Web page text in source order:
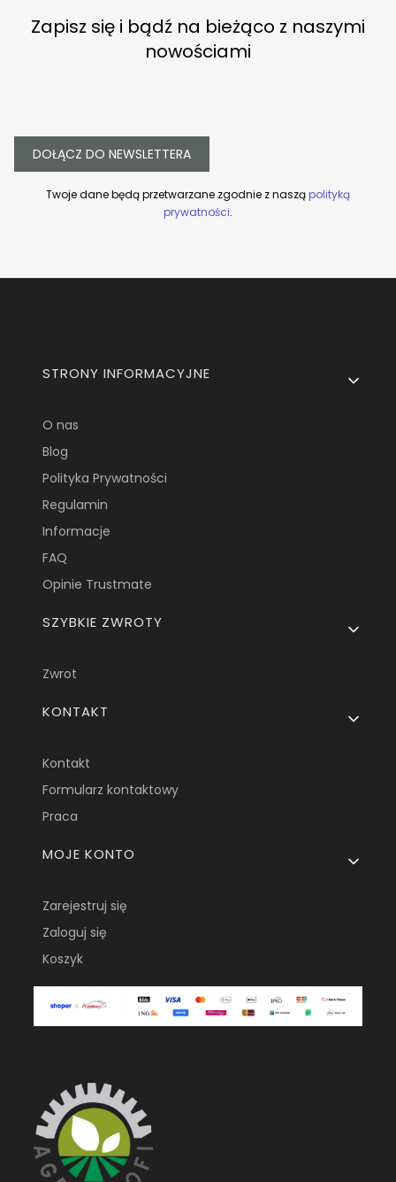
Zapisz się i bądź na bieżąco z naszymi
nowościami
DOŁĄCZ DO NEWSLETTERA
Twoje dane będą przetwarzane zgodnie z nasząpolityką
prywatności.
Linki w stopce
STRONY INFORMACYJNE
O nas
Blog
Polityka Prywatności
Regulamin
Informacje
FAQ
Opinie Trustmate
SZYBKIE ZWROTY
Zwrot
KONTAKT
Kontakt
Formularz kontaktowy
Praca
MOJE KONTO
Zarejestruj się
Zaloguj się
Koszyk